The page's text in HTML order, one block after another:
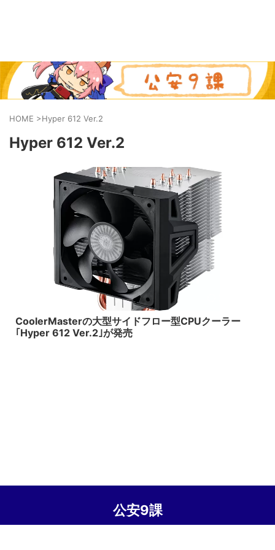
HOME >Hyper 612 Ver.2
Hyper 612 Ver.2
CoolerMasterの大型サイドフロー型CPUクーラー
｢Hyper 612 Ver.2｣が発売
公安9課